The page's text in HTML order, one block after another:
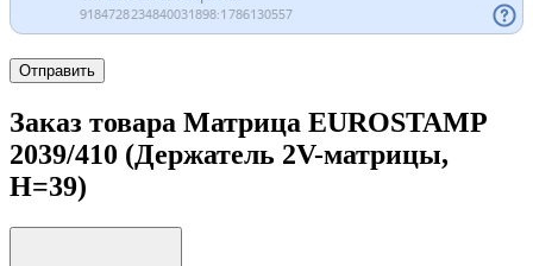
Отправить
Заказ товара Матрица EUROSTAMP
2039/410 (Держатель 2V-матрицы,
H=39)